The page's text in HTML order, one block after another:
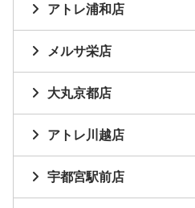
アトレ浦和店
メルサ栄店
大丸京都店
アトレ川越店
宇都宮駅前店